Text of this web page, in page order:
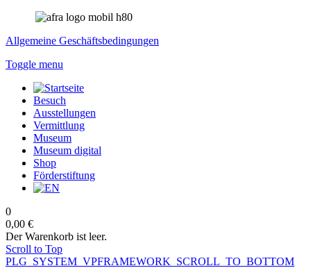
Allgemeine Geschäftsbedingungen
Toggle menu
Besuch
Ausstellungen
Vermittlung
Museum
Museum digital
Shop
Förderstiftung
0
0,00 €
Der Warenkorb ist leer.
Scroll to Top
PLG_SYSTEM_VPFRAMEWORK_SCROLL_TO_BOTTOM